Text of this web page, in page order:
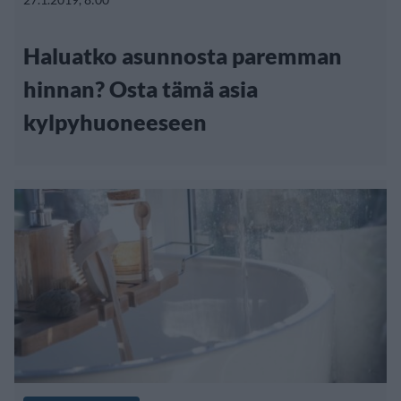
Haluatko asunnosta paremman
hinnan? Osta tämä asia
kylpyhuoneeseen